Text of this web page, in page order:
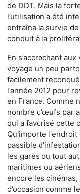
de DDT. Mais la
l’utilisation a été
entraîna la survie
conduit à la
En s’accrochant
voyage un peu
facilement
l’année 2012 pour
en France. Comme
nombre d’œufs par
qui a favorisé cette
Qu'importe l'endroit
passible
les gares ou tout
maritimes ou
encore les
d’occasion comme